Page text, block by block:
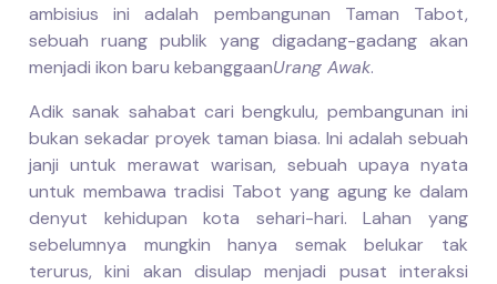
ambisius ini adalah pembangunan Taman Tabot,
sebuah ruang publik yang digadang-gadang akan
menjadi ikon baru kebanggaanUrang Awak.
Adik sanak sahabat cari bengkulu, pembangunan ini
bukan sekadar proyek taman biasa. Ini adalah sebuah
janji untuk merawat warisan, sebuah upaya nyata
untuk membawa tradisi Tabot yang agung ke dalam
denyut kehidupan kota sehari-hari. Lahan yang
sebelumnya mungkin hanya semak belukar tak
terurus, kini akan disulap menjadi pusat interaksi